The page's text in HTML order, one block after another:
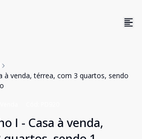
à venda, térrea, com 3 quartos, sendo
I - Casa à venda,